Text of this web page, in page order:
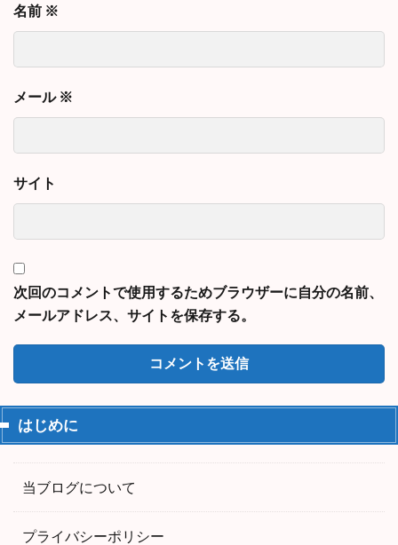
名前 ※
メール ※
サイト
次回のコメントで使用するためブラウザーに自分の名前、
メールアドレス、サイトを保存する。
はじめに
当ブログについて
プライバシーポリシー